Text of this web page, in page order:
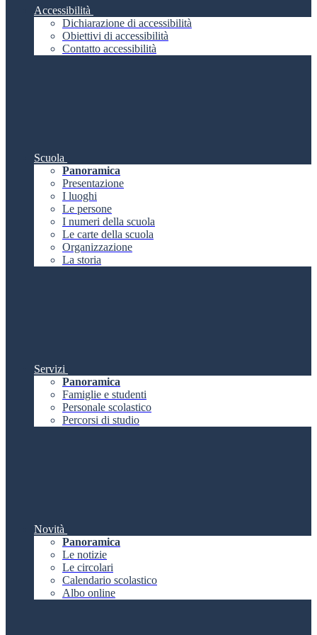
Accessibilità
Dichiarazione di accessibilità
Obiettivi di accessibilità
Contatto accessibilità
Scuola
Panoramica
Presentazione
I luoghi
Le persone
I numeri della scuola
Le carte della scuola
Organizzazione
La storia
Servizi
Panoramica
Famiglie e studenti
Personale scolastico
Percorsi di studio
Novità
Panoramica
Le notizie
Le circolari
Calendario scolastico
Albo online